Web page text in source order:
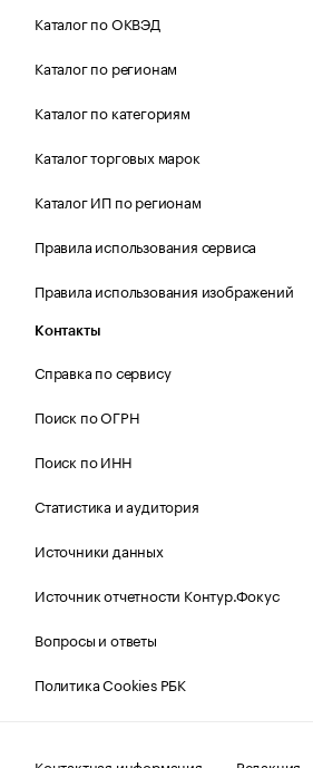
Каталог по ОКВЭД
Каталог по регионам
Каталог по категориям
Каталог торговых марок
Каталог ИП по регионам
Правила использования сервиса
Правила использования изображений
Контакты
Справка по сервису
Поиск по ОГРН
Поиск по ИНН
Статистика и аудитория
Источники данных
Источник отчетности Контур.Фокус
Вопросы и ответы
Политика Cookies РБК